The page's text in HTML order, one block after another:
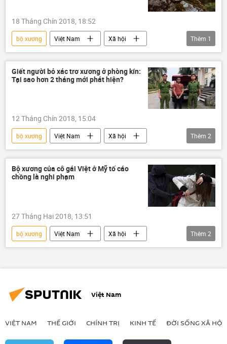
18 Tháng Chín 2018, 18:52
bộ xương Việt Nam
Xã hội
kẻ giết người
Thêm 1
Giết người bỏ xác trơ xương ở phòng kín:
Tại sao hơn 2 tháng mới phát hiện?
12 Tháng Chín 2018, 15:04
bộ xương Việt Nam
Xã hội
Lương Văn Dư
vụ giết người
Thêm 2
Bộ xương của cô gái Việt ở Mỹ tố cáo
chồng là nghi phạm
27 Tháng Hai 2018, 13:51
bộ xương Việt Nam
Xã hội
Thời sự
hài cốt
Thêm 2
Việt Nam
VIỆT NAM THẾ GIỚI CHÍNH TRỊ KINH TẾ ĐỜI SỐNG XÃ HỘI